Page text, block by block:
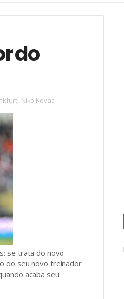
do
, Niko Kovac
se trata do novo
do seu novo treinador
acaba seu